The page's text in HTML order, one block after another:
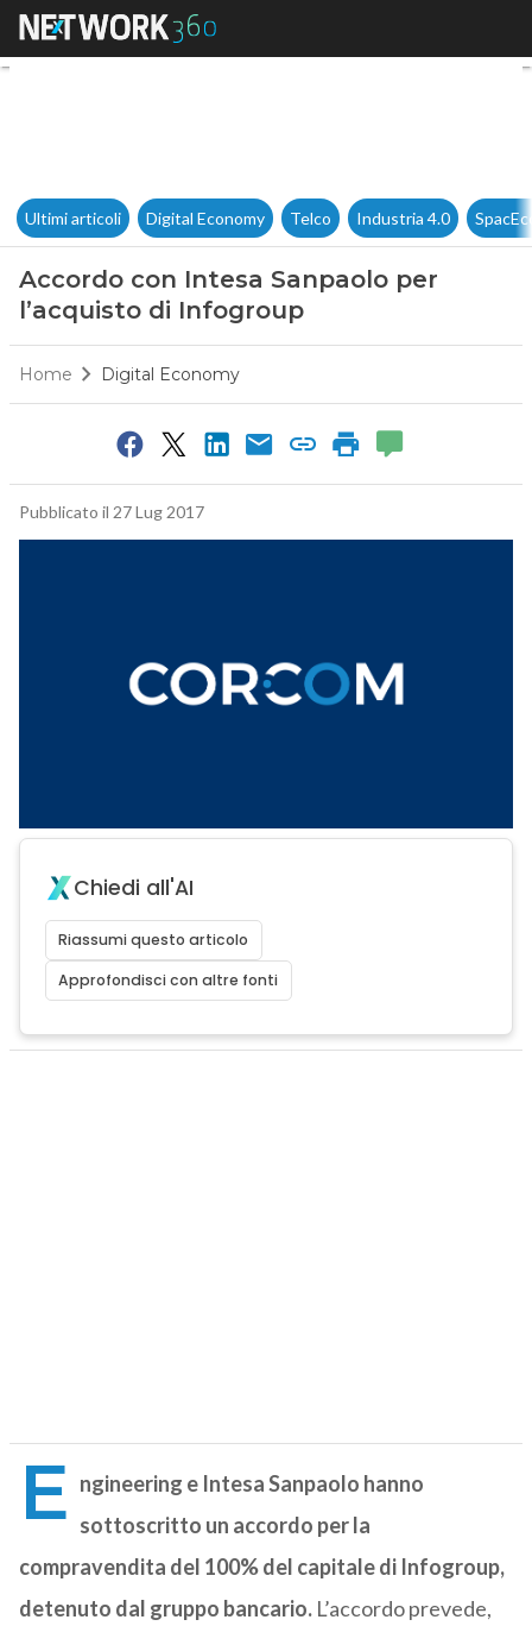
Accordo con Intesa
Ultimi articoli Digital Economy Telco Industria 4.0
Accordo con Intesa Sanpaolo per
l’acquisto di Infogroup
Home Digital Economy
Pubblicato il 27 Lug 2017
Chiedi all'AI
Riassumi questo articolo
Approfondisci con altre fonti
E ngineering e Intesa Sanpaolo hanno
sottoscritto un accordo per la
compravendita del 100% del capitale di Infogroup,
detenuto dal gruppo bancario.L’accordo prevede,